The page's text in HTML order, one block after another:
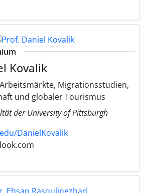
Kovalik
Migrationsstudien,
und globaler Tourismus
der University of Pittsburgh
DanielKovalik